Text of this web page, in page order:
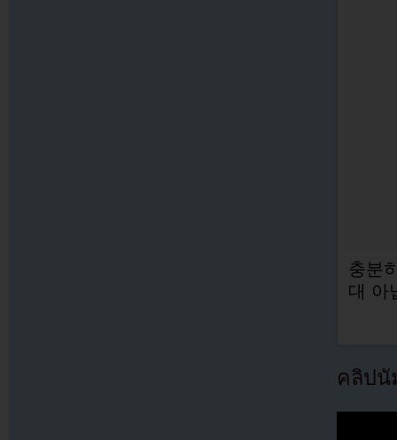
충분
대 아
คลิปนั